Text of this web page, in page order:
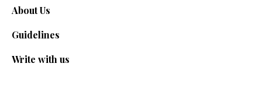
About Us
Guidelines
Write with us